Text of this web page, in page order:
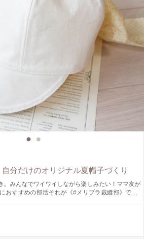
自分だけのオリジナル夏帽子づくり
。みんなでワイワイしながら楽しみたい！ママ友が
すすめの部活それが《#メリブラ裁縫部》です♪
後には『完成披露ランチ会』で、作品を見せ合い